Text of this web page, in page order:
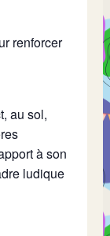
renforcer
au sol,
à son
ludique